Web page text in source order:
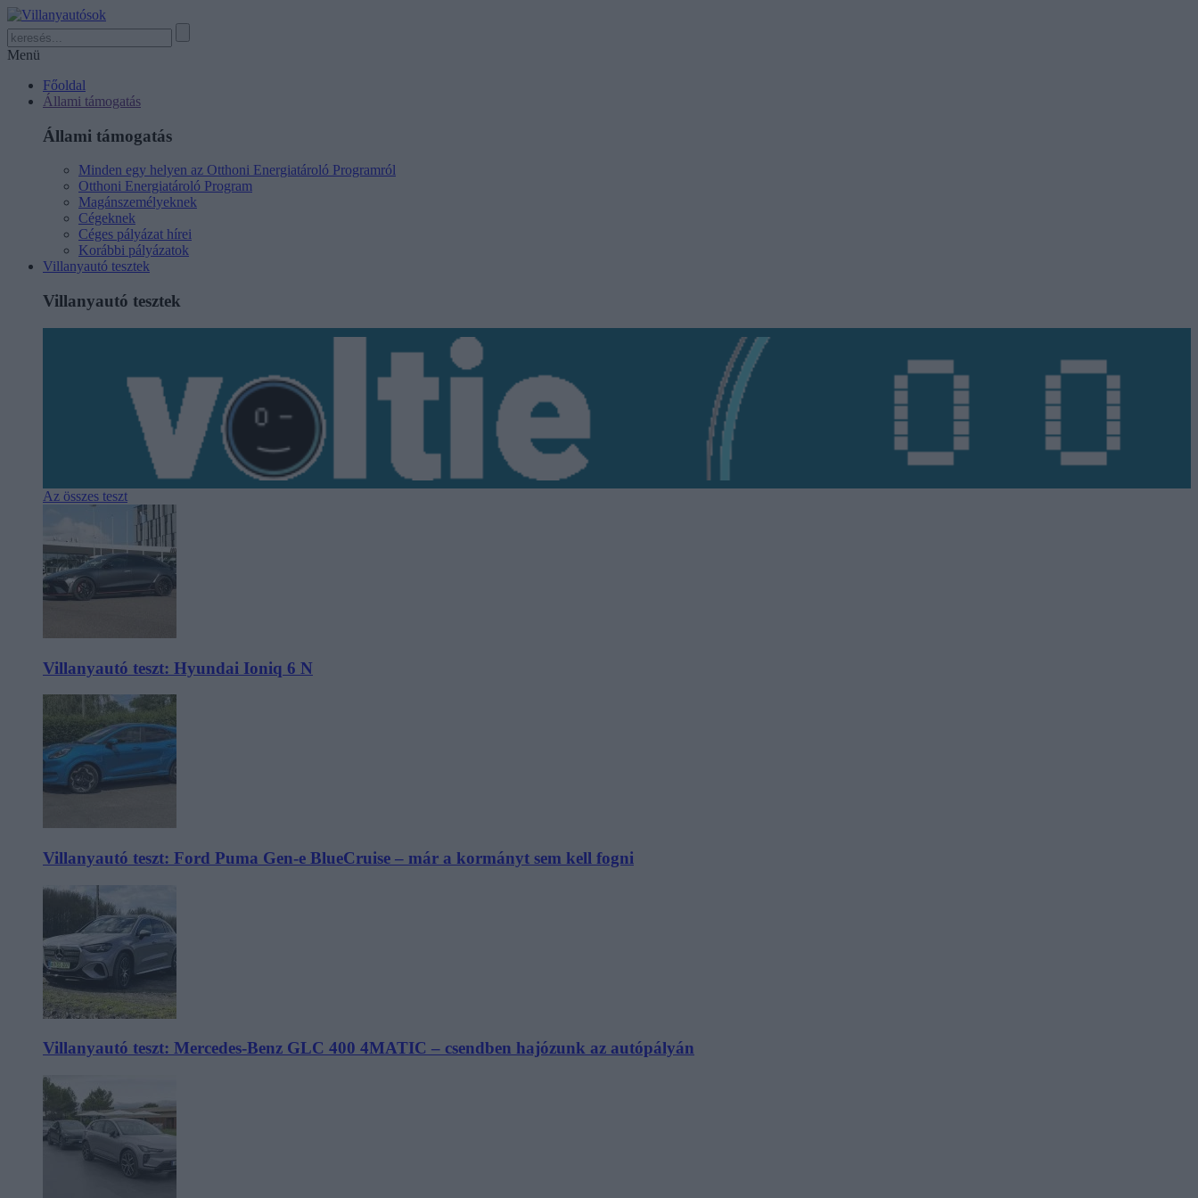
Menü
Főoldal
Állami támogatás
Állami támogatás
Minden egy helyen az Otthoni Energiatároló Programról
Otthoni Energiatároló Program
Magánszemélyeknek
Cégeknek
Céges pályázat hírei
Korábbi pályázatok
Villanyautó tesztek
Villanyautó tesztek
Az összes teszt
Villanyautó teszt: Hyundai Ioniq 6 N
Villanyautó teszt: Ford Puma Gen-e BlueCruise – már a kormányt sem kell fogni
Villanyautó teszt: Mercedes-Benz GLC 400 4MATIC – csendben hajózunk az autópályán